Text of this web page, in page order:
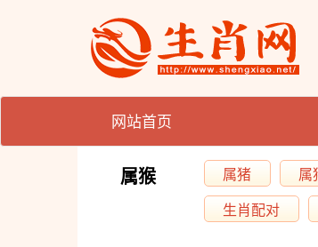
网站首页
属猴 属猪 属
生肖配对